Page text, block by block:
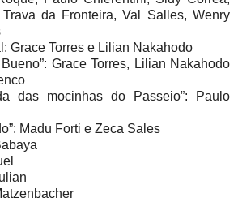
da Fronteira, Val Salles, Wenry
Grace Torres e Lilian Nakahodo
Grace Torres, Lilian Nakahodo
das mocinhas do Passeio”: Paulo
Madu Forti e Zeca Sales